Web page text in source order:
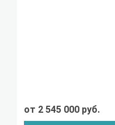
от 2 545 000 руб.